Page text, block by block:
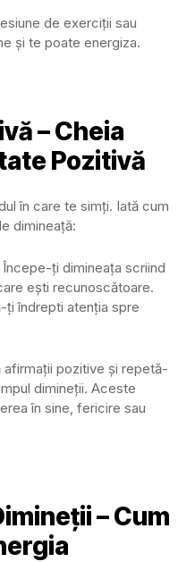
de exerciții sau
și te poate energiza.
– Cheia
Pozitivă
în care te simți. Iată cum
dimineață:
Începe-ți dimineața scriind
ești recunoscătoare.
ți îndrepti atenția spre
afirmații pozitive și repetă-
dimineții. Aceste
în sine, fericire sau
– Cum